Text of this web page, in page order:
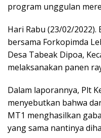
program unggulan
Hari Rabu (23/02/
bersama Forkopimda
Desa Tabeak Dipoa,
melaksanakan panen
Dalam laporannya, Plt
menyebutkan bahwa
MT1 menghasilkan
yang sama nantinya